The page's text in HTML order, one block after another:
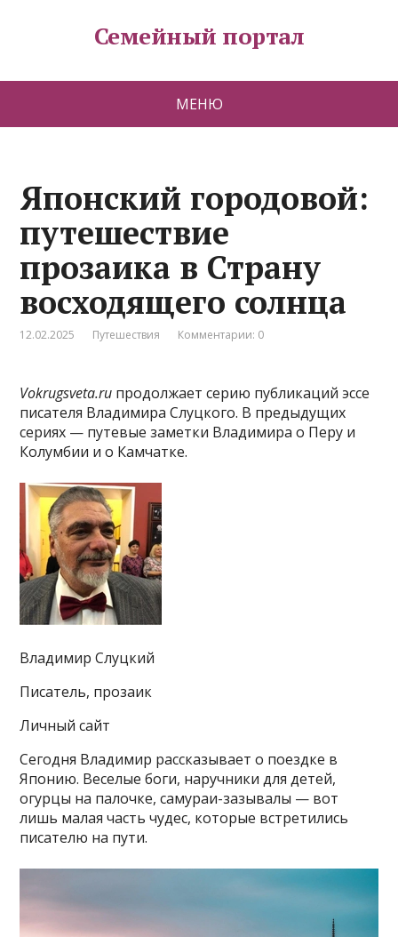
Семейный портал
МЕНЮ
Японский городовой:
путешествие
прозаика в Страну
восходящего солнца
12.02.2025 Путешествия Комментарии: 0
Vokrugsveta.ru продолжает серию публикаций эссе
писателя Владимира Слуцкого. В предыдущих
сериях — путевые заметки Владимира о Перу и
Колумбии и о Камчатке.
Владимир Слуцкий
Писатель, прозаик
Личный сайт
Сегодня Владимир рассказывает о поездке в
Японию. Веселые боги, наручники для детей,
огурцы на палочке, самураи-зазывалы — вот
лишь малая часть чудес, которые встретились
писателю на пути.